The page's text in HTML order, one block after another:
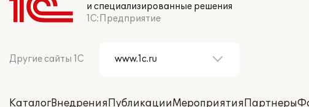
и специализированные решения
1С:Предприятие
Другие сайты 1С
КаталогВнедренияПубликацииМероприятияПартнеры